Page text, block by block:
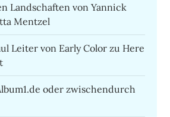
Landschaften von Yannick
Mentzel
Leiter von Early Color zu Here
oder zwischendurch